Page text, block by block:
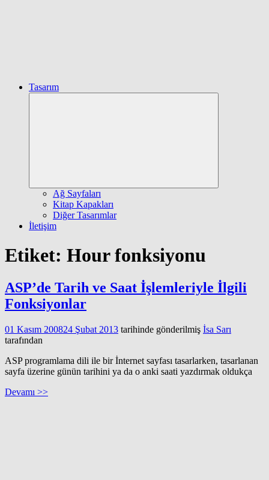
Tasarım
Ağ Sayfaları
Kitap Kapakları
Diğer Tasarımlar
İletişim
Etiket: Hour fonksiyonu
ASP’de Tarih ve Saat İşlemleriyle İlgili
Fonksiyonlar
01 Kasım 200824 Şubat 2013 tarihinde gönderilmiş İsa Sarı
tarafından
ASP programlama dili ile bir İnternet sayfası tasarlarken, tasarlanan
sayfa üzerine günün tarihini ya da o anki saati yazdırmak oldukça
Devamı >>